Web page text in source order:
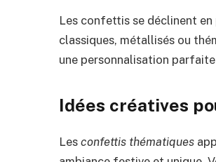
Les confettis se déclinent en
classiques, métallisés ou
une personnalisation
Idées créatives
Lesconfettis thématiques